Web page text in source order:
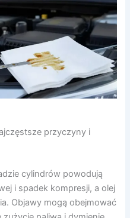
przyczyny i
cylindrów powodują
i spadek kompresji, a olej
Objawy mogą obejmować